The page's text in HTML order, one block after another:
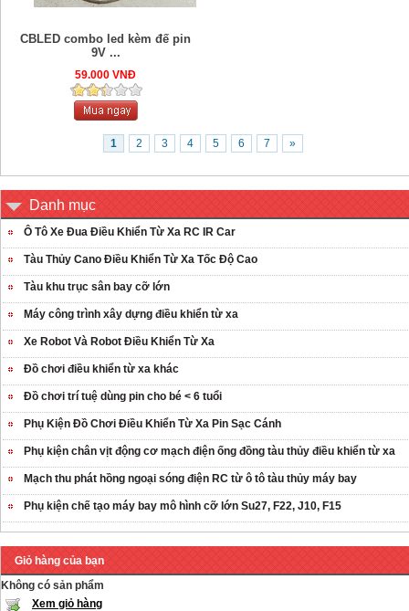
CBLED combo led kèm đế pin
9V ...
59.000 VNĐ
1 2 3 4 5 6 7 »
Danh mục
Ô Tô Xe Đua Điều Khiển Từ Xa RC IR Car
Tàu Thủy Cano Điều Khiển Từ Xa Tốc Độ Cao
Tàu khu trục sân bay cỡ lớn
Máy công trình xây dựng điều khiển từ xa
Xe Robot Và Robot Điều Khiển Từ Xa
Đồ chơi điều khiển từ xa khác
Đồ chơi trí tuệ dùng pin cho bé < 6 tuổi
Phụ Kiện Đồ Chơi Điều Khiển Từ Xa Pin Sạc Cánh
Phụ kiện chân vịt động cơ mạch điện ống đồng tàu thủy điều khiển từ xa
Mạch thu phát hồng ngoại sóng điện RC từ ô tô tàu thủy máy bay
Phụ kiện chế tạo máy bay mô hình cỡ lớn Su27, F22, J10, F15
Giỏ hàng của bạn
Không có sản phẩm
Xem giỏ hàng